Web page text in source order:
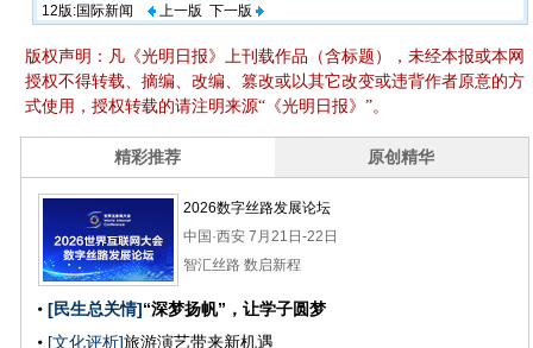
12版:国际新闻 上一版 下一版
版权声明：凡《光明日报》上刊载作品（含标题），未经本报或本网
授权不得转载、摘编、改编、篡改或以其它改变或违背作者原意的方
式使用，授权转载的请注明来源“《光明日报》”。